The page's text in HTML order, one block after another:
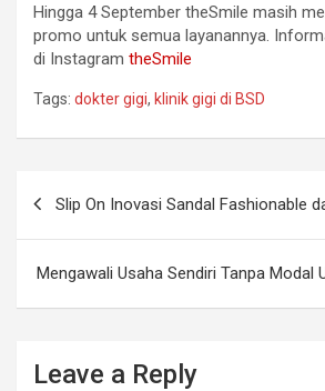
Hingga 4 September theSmile masih
promo untuk semua layanannya.
di Instagram theSmile
Tags: dokter gigi, klinik gigi di BSD
Slip On Inovasi Sandal Fashionable
Mengawali Usaha Sendiri Tanpa Modal
Leave a Reply